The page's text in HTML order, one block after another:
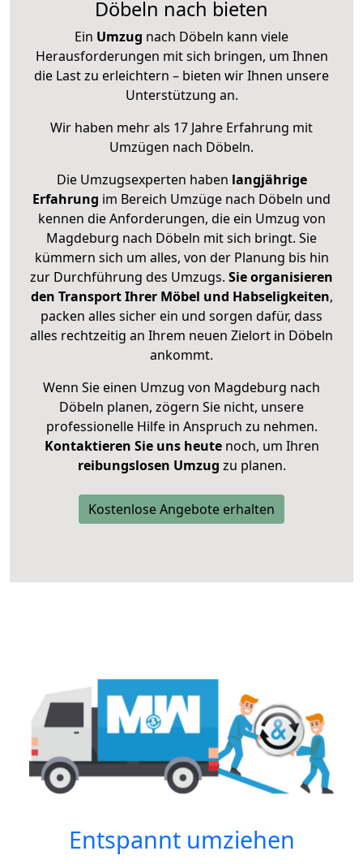
Döbeln nach bieten
Ein Umzug nach Döbeln kann viele
Herausforderungen mit sich bringen, um Ihnen
die Last zu erleichtern – bieten wir Ihnen unsere
Unterstützung an.
Wir haben mehr als 17 Jahre Erfahrung mit
Umzügen nach Döbeln.
Die Umzugsexperten haben langjährige
Erfahrung im Bereich Umzüge nach Döbeln und
kennen die Anforderungen, die ein Umzug von
Magdeburg nach Döbeln mit sich bringt. Sie
kümmern sich um alles, von der Planung bis hin
zur Durchführung des Umzugs. Sie organisieren
den Transport Ihrer Möbel und Habseligkeiten,
packen alles sicher ein und sorgen dafür, dass
alles rechtzeitig an Ihrem neuen Zielort in Döbeln
ankommt.
Wenn Sie einen Umzug von Magdeburg nach
Döbeln planen, zögern Sie nicht, unsere
professionelle Hilfe in Anspruch zu nehmen.
Kontaktieren Sie uns heutenoch, um Ihren
reibungslosen Umzug zu planen.
Kostenlose Angebote erhalten
Entspannt umziehen